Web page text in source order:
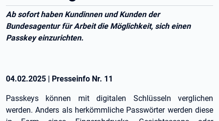
Ab sofort haben Kundinnen und Kunden der
Bundesagentur für Arbeit die Möglichkeit, sich einen
Passkey einzurichten.
04.02.2025 | Presseinfo Nr. 11
Passkeys können mit digitalen Schlüsseln verglichen
werden. Anders als herkömmliche Passwörter werden diese